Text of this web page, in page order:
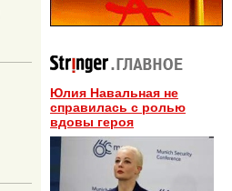
Юлия Навальная не
справилась с ролью
вдовы героя